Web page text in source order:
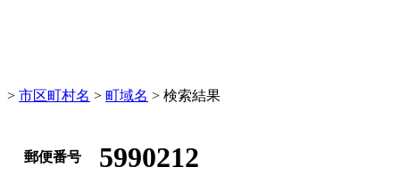
> 市区町村名 > 町域名 > 検索結果
郵便番号 5990212